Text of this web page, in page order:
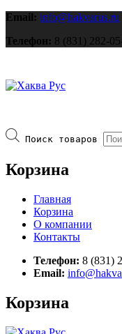
Email: info@hakvarus.ru
Телефон: 8 (831) 282-
Поиск товаров
Корзина
Главная
Корзина
О компании
Контакты
Телефон: 8 (831)
Email:
Корзина